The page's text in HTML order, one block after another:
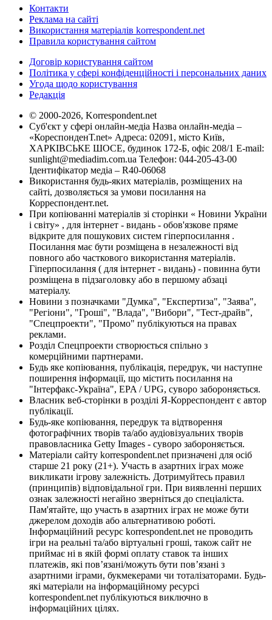
Контакти
Реклама на сайті
Використання матеріалів korrespondent.net
Правила користування сайтом
Договір користування сайтом
Політика у сфері конфіденційності і персональних даних
Угода щодо користування
Редакція
© 2000-2026, Korrespondent.net
Суб'єкт у сфері онлайн-медіа Назва онлайн-медіа –
«КореспонденТ.net» Адреса: 02091, місто Київ,
ХАРКІВСЬКЕ ШОСЕ, будинок 172-Б, офіс 208/1 E-mail:
sunlight@mediadim.com.ua Телефон: 044-205-43-00
Ідентифікатор медіа – R40-06068
Використання будь-яких матеріалів, розміщених на
сайті, дозволяється за умови посилання на
Корреспондент.net.
При копіюванні матеріалів зі сторінки « Новини України
і світу» , для інтернет - видань - обов'язкове пряме
відкрите для пошукових систем гіперпосилання .
Посилання має бути розміщена в незалежності від
повного або часткового використання матеріалів.
Гіперпосилання ( для інтернет - видань) - повинна бути
розміщена в підзаголовку або в першому абзаці
матеріалу.
Новини з позначками "Думка", "Експертиза", "Заява",
"Регіони", "Гроші", "Влада", "Вибори", "Тест-драйв",
"Спецпроекти", "Промо" публікуються на правах
реклами.
Розділ Спецпроекти створюється спільно з
комерційними партнерами.
Будь яке копіювання, публікація, передрук, чи наступне
поширення інформації, що містить посилання на
"Інтерфакс-Україна", EPA / UPG, суворо забороняється.
Власник веб-сторінки в розділі Я-Корреспондент є автор
публікації.
Будь-яке копіювання, передрук та відтворення
фотографічних творів та/або аудіовізуальних творів
правовласника Getty Images - суворо забороняється.
Матеріали сайту korrespondent.net призначені для осіб
старше 21 року (21+). Участь в азартних іграх може
викликати ігрову залежність. Дотримуйтесь правил
(принципів) відповідальної гри. При виявленні перших
ознак залежності негайно зверніться до спеціаліста.
Пам'ятайте, що участь в азартних іграх не може бути
джерелом доходів або альтернативою роботі.
Інформаційний ресурс korrespondent.net не проводить
ігри на реальні та/або віртуальні гроші, також сайт не
приймає ні в якій формі оплату ставок та інших
платежів, які пов’язані/можуть бути пов’язані з
азартними іграми, букмекерами чи тоталізаторами. Будь-
які матеріали на інформаційному ресурсі
korrespondent.net публікуються виключно в
інформаційних цілях.